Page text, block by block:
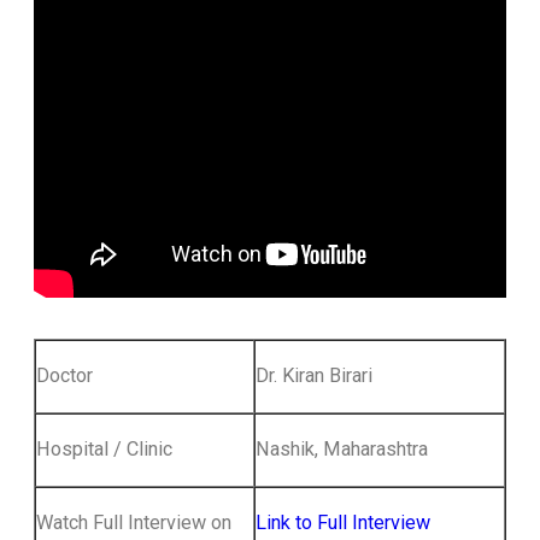
Doctor Dr. Kiran Birari
Hospital / Clinic Nashik, Maharashtra
Watch Full Interview on
Link to Full Interview